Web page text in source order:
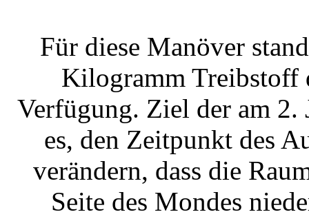
Für diese Manöver
Kilogramm Treibstoff
Verfügung. Ziel der am 2.
es, den Zeitpunkt des
verändern, dass die
Seite des Mondes